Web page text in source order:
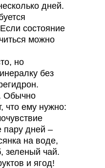
дней.
состояние
можно
но
без
Обычно
что ему нужно:
пару дней –
на воде,
зеленый чай.
и ягод!